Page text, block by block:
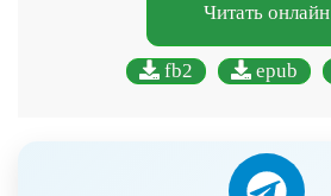
Читать онлайн
fb2 epub